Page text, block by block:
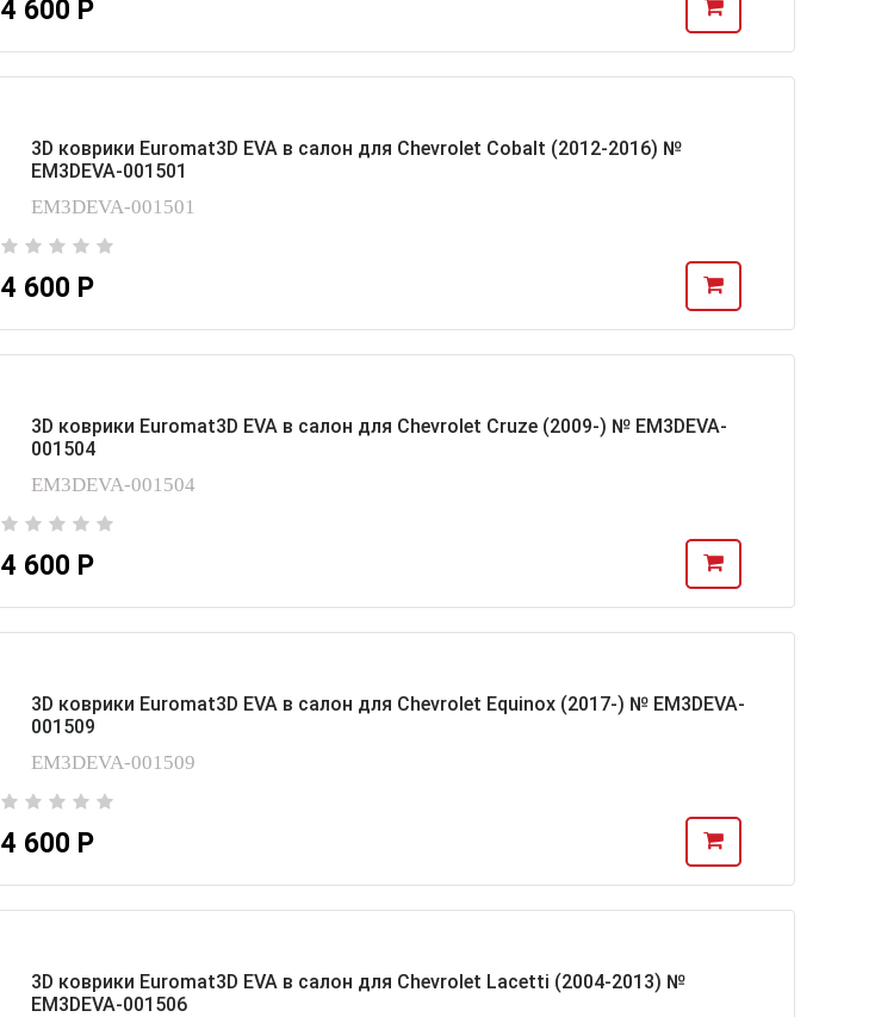
4 600 Р
3D коврики Euromat3D EVA в салон для Chevrolet Cobalt (2012-2016) №
EM3DEVA-001501
EM3DEVA-001501
4 600 Р
3D коврики Euromat3D EVA в салон для Chevrolet Cruze (2009-) № EM3DEVA-
001504
EM3DEVA-001504
4 600 Р
3D коврики Euromat3D EVA в салон для Chevrolet Equinox (2017-) № EM3DEVA-
001509
EM3DEVA-001509
4 600 Р
3D коврики Euromat3D EVA в салон для Chevrolet Lacetti (2004-2013) №
EM3DEVA-001506